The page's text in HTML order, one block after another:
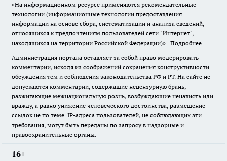
«На информационном ресурсе применяются рекомендательные
технологии (информационные технологии предоставления
информации на основе сбора, систематизации и анализа сведений,
относящихся к предпочтениям пользователей сети "Интернет",
находящихся на территории Российской Федерации)». Подробнее
Администрация портала оставляет за собой право модерировать
комментарии, исходя из соображений сохранения конструктивности
обсуждения тем и соблюдения законодательства РФ и РТ. На сайте не
допускаются комментарии, содержащие нецензурную брань,
разжигающие межнациональную рознь, возбуждающие ненависть или
вражду, а равно унижение человеческого достоинства, размещение
ссылок не по теме. IP-адреса пользователей, не соблюдающих эти
требования, могут быть переданы по запросу в надзорные и
правоохранительные органы.
16+